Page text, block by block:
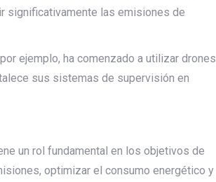
significativamente las emisiones de
ejemplo, ha comenzado a utilizar drones
sus sistemas de supervisión en
un rol fundamental en los objetivos de
optimizar el consumo energético y